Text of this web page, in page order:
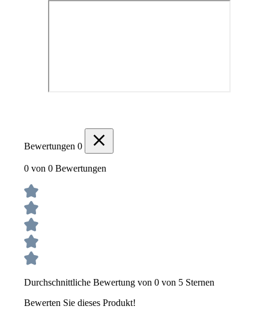
Bewertungen 0
0 von 0 Bewertungen
Durchschnittliche Bewertung von 0 von 5 Sternen
Bewerten Sie dieses Produkt!